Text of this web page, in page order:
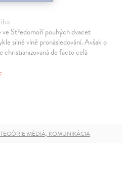
Středomoří pouhých dvacet
silné vlně pronásledování. Avšak o
christianizovaná de facto celá
MÉDIÁ, KOMUNIKÁCIA